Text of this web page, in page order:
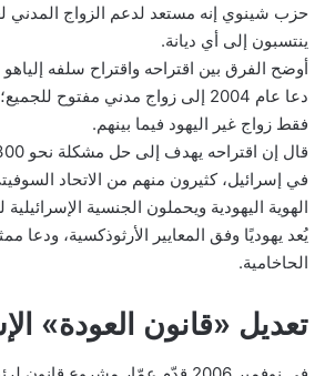
حزب شينوي إنه مستعد لدعم الزواج المدني
ينتسبون إلى أي ديانة.
أوضح الفرق بين اقتراحه واقتراح سلفه
دعا عام 2004 إلى زواج مدني مفتوح
فقط زواج غير اليهود فيما بينهم.
في إسرائيل، كثيرون منهم من الاتحاد
الهوية اليهودية ويحملون الجنسية
يُعد يهوديًا وفق المعايير الأرثوذكسية، ودعا
الحاخامية.
تعديل «قانون العودة»